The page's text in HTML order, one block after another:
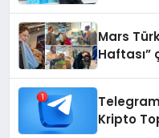
Mars
Haftası”
Kripto